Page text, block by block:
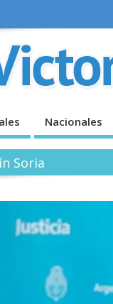
Nacionales
Soria